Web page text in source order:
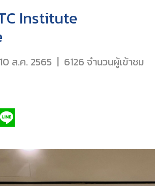
Institute
ส.ค. 2565 | 6126 จำนวนผู้เข้าชม